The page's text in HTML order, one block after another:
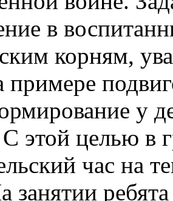
в
корням,
примере
у
этой целью в
час на
занятии